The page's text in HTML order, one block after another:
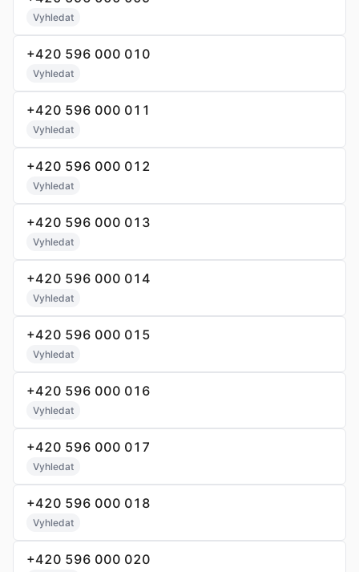
Vyhledat
+420 596 000 010
Vyhledat
+420 596 000 011
Vyhledat
+420 596 000 012
Vyhledat
+420 596 000 013
Vyhledat
+420 596 000 014
Vyhledat
+420 596 000 015
Vyhledat
+420 596 000 016
Vyhledat
+420 596 000 017
Vyhledat
+420 596 000 018
Vyhledat
+420 596 000 020